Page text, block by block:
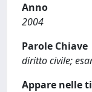
Anno
2004
Parole Chiave
diritto civile;
Appare nelle